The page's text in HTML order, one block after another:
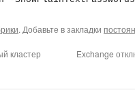
. Добавьте в закладки
кластер
Exchange